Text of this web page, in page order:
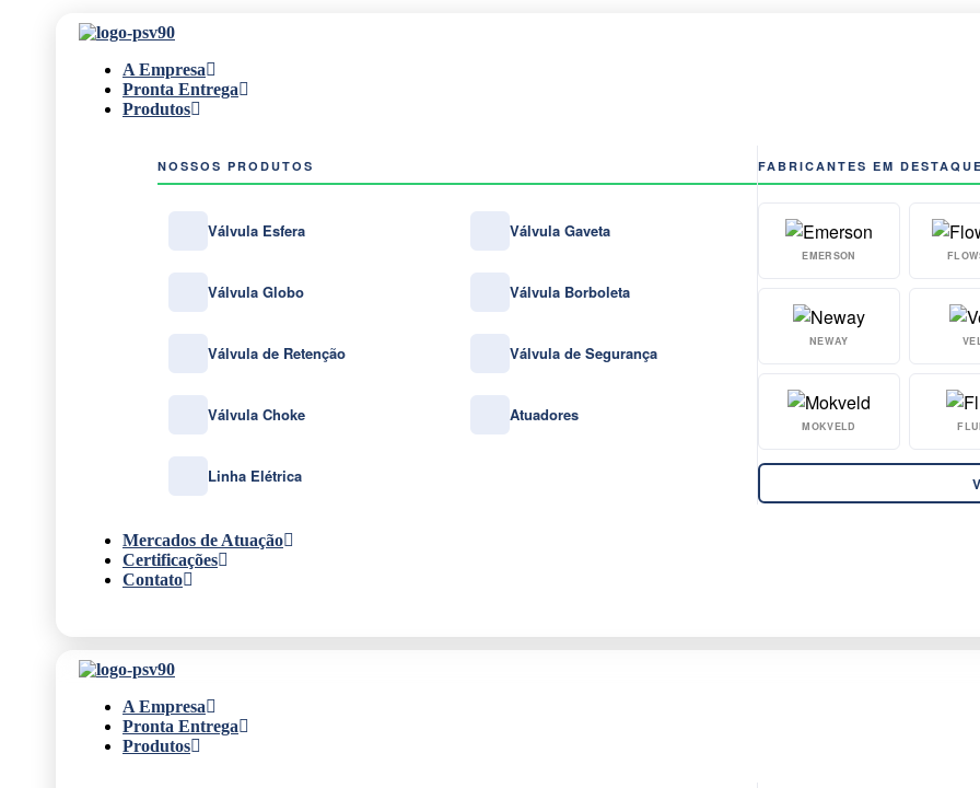
A Empresa
Pronta Entrega
Produtos
NOSSOS PRODUTOS
Válvula Esfera Válvula Gaveta
Válvula Globo Válvula Borboleta
Válvula de Retenção Válvula de Segurança
Válvula Choke Atuadores
Linha Elétrica
FABRICANTES EM
EMERSON
NEWAY
MOKVELD
Mercados de Atuação
Certificações
Contato
A Empresa
Pronta Entrega
Produtos